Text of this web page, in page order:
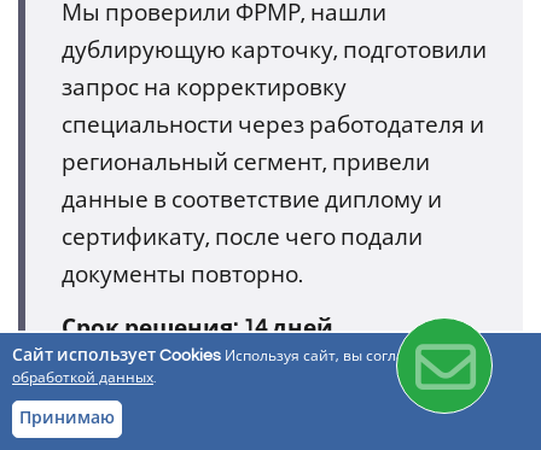
Мы проверили ФРМР, нашли
дублирующую карточку, подготовили
запрос на корректировку
специальности через работодателя и
региональный сегмент, привели
данные в соответствие диплому и
сертификату, после чего подали
документы повторно.
Срок решения: 14 дней.
Сайт использует Cookies Используя сайт, вы соглашаетесь с
обработкой данных.
Принимаю